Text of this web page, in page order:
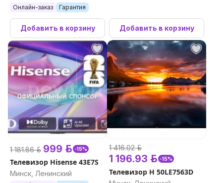
Онлайн-заказ Гарантия
Добавить в корзину Добавить в корзину
1 181.86 р. 999 р. -15%
Телевизор Hisense 43E7S
Минск, Ленинский
1 416.02 р.
1 196.93 р. -15%
Телевизор H 50LE7563D